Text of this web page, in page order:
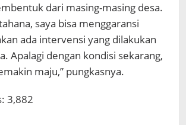
dari masing-masing desa.
saya bisa menggaransi
ada intervensi yang dilakukan
Apalagi dengan kondisi sekarang,
maju,” pungkasnya.
3,882